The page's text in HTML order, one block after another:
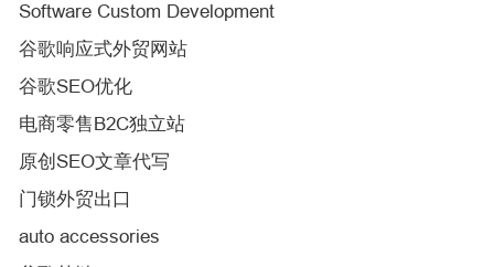
Software Custom Development
谷歌响应式外贸网站
谷歌SEO优化
电商零售B2C独立站
原创SEO文章代写
门锁外贸出口
auto accessories